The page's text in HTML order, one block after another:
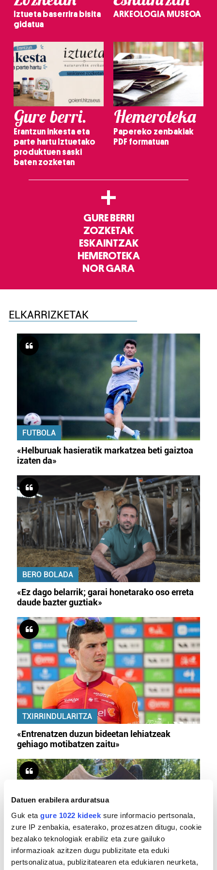
Datuen erabilera arduratsua
Guk eta gure 1022 kideek sure informacio pertsonala,
zure IP zenbakia, esaterako, prozesatzen ditugu, cookie
bezalako teknologiak erabiliz eta zure gailuko
informazioak azitzen dugu publizitate eta eduki
pertsonalizatua, publizitatearen eta edukiaren neurketa,
Iztueta baserrira bisita
gidatua
ARKEOLOGIA MUSEOA
Gure berri.
Erantzun inkesta eta
parte hartu Iztuetako
produktuen saski
baten zozketan
Hemeroteka
Papereko zenbakiak
PDF formatuan
+
GURE BERRI
ZOZKETAK
ESKAINTZAK
HEMEROTEKA
NOR GARA
ELKARRIZKETAK
FUTBOLA
«Helburuak hasieratik markatzea beti gaiztoa
izaten da»
BERO BOLADA
«Ez dago belarrik; garai honetarako oso erreta
daude bazter guztiak»
TXIRRINDULARITZA
«Entrenatzen duzun bideetan lehiatzeak
gehiago motibatzen zaitu»
MEMORIA HISTORIKOA